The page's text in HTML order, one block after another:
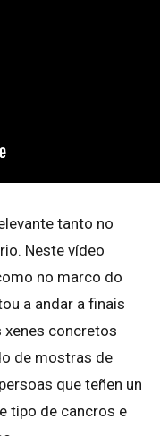
tanto no
Neste vídeo
no marco do
a andar a finais
xenes concretos
de mostras de
que teñen un
tipo de cancros e